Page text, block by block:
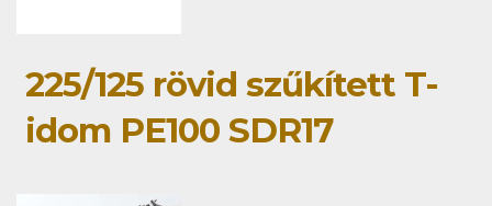
225/125 rövid szűkített T-
idom PE100 SDR17